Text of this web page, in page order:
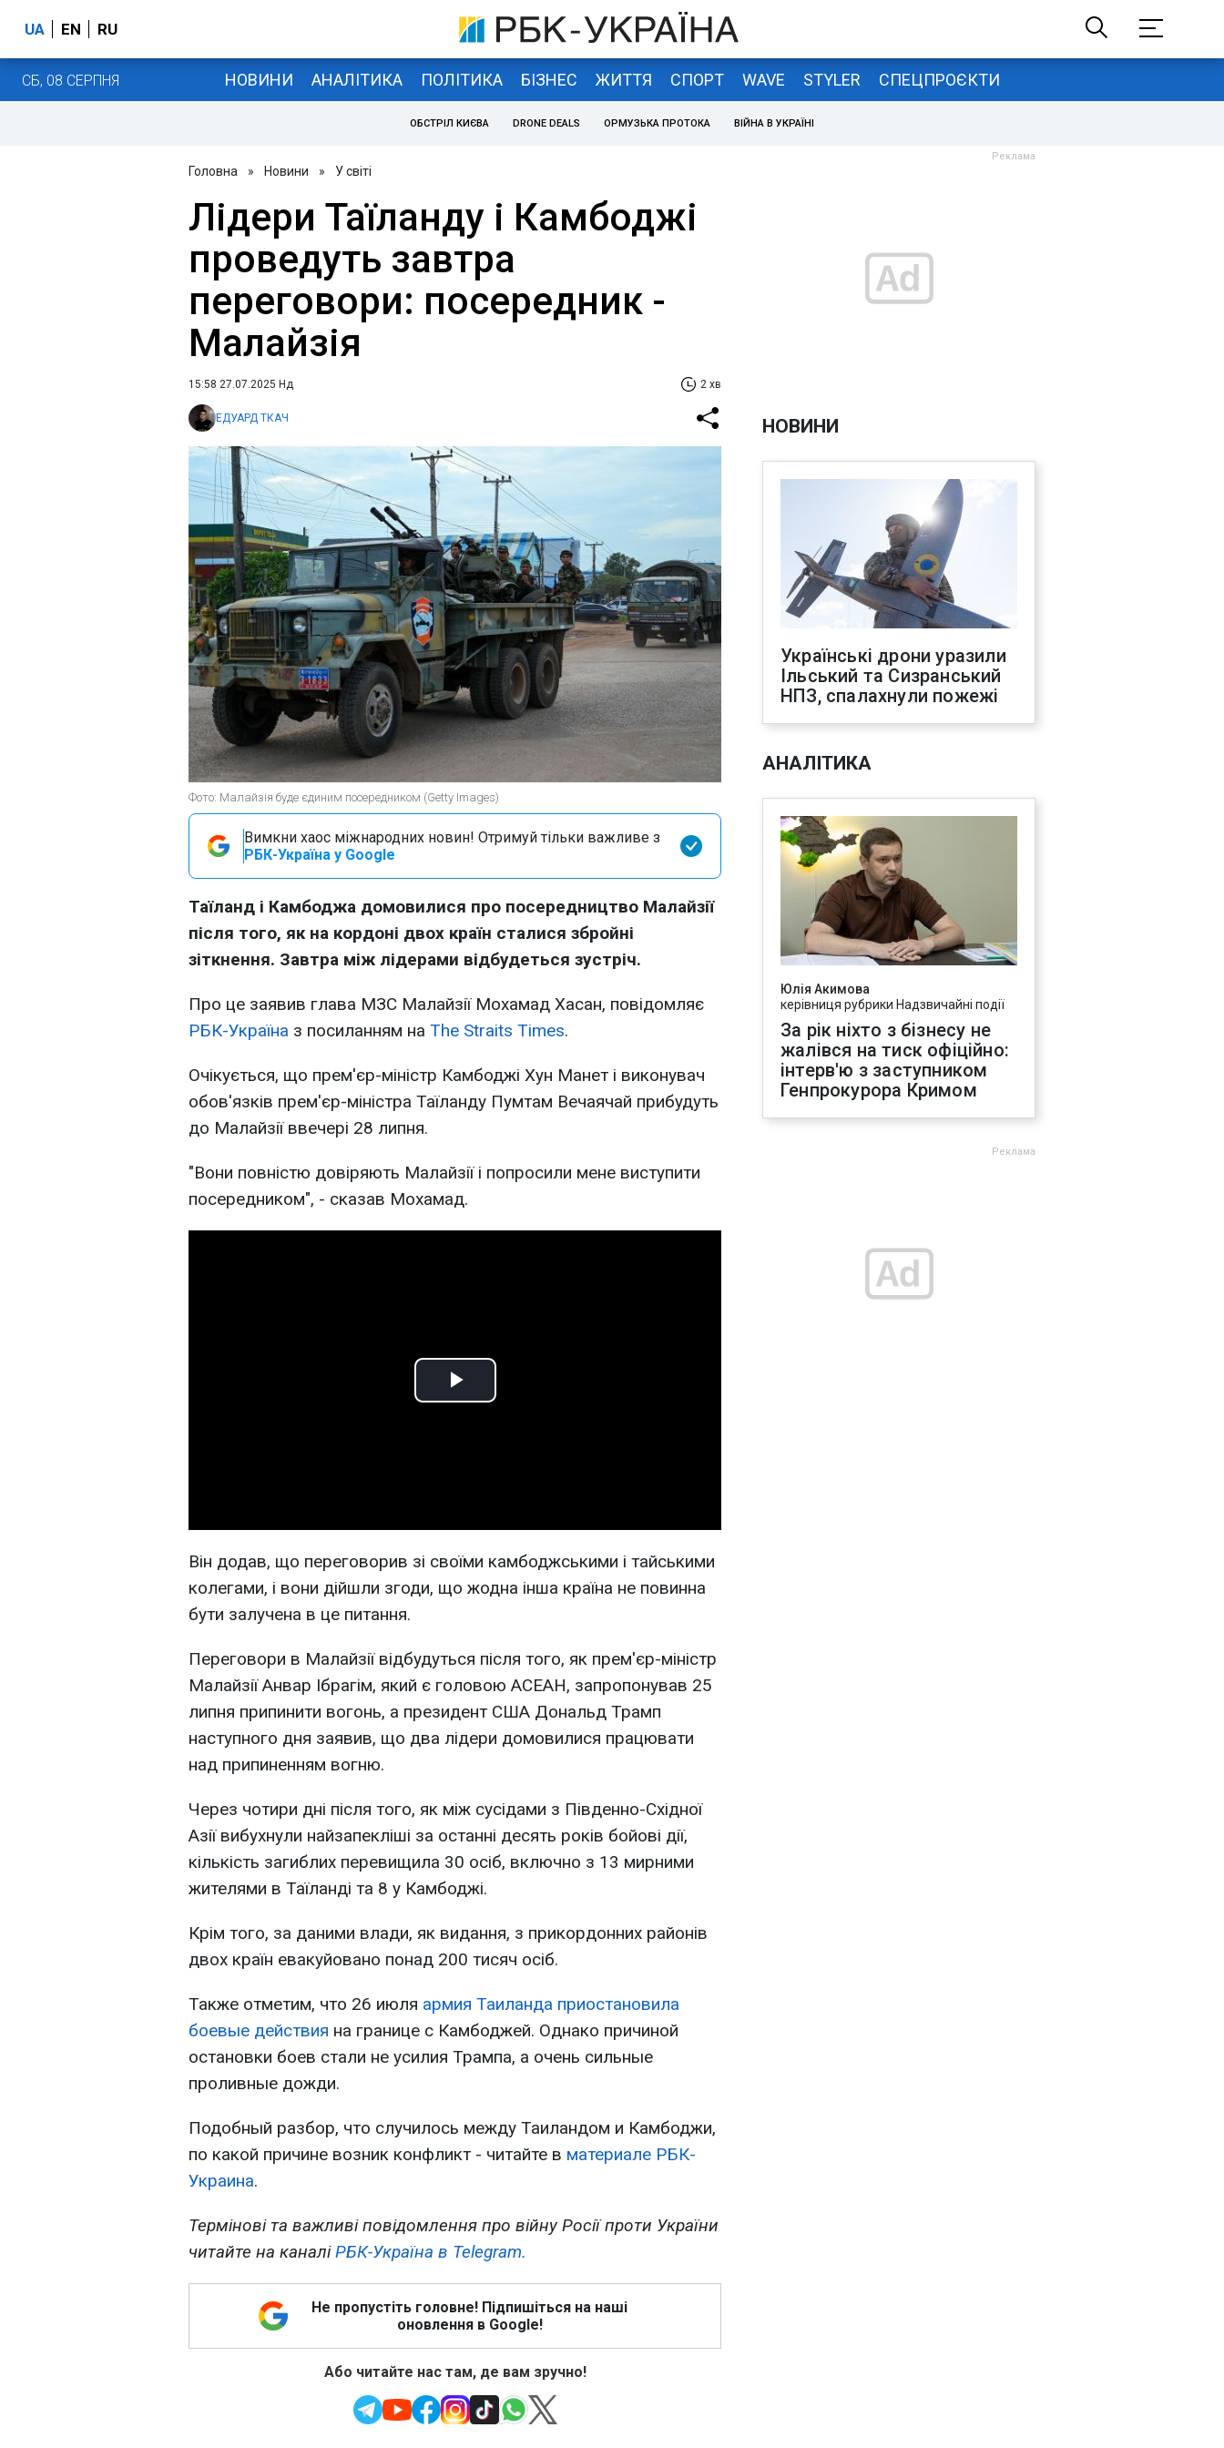
UA EN RU
СБ, 08 СЕРПНЯ НОВИНИ АНАЛІТИКА ПОЛІТИКА БІЗНЕС ЖИТТЯ СПОРТ WAVE STYLER СПЕЦПРОЄКТИ
ОБСТРІЛ КИЄВА DRONE DEALS ОРМУЗЬКА ПРОТОКА ВІЙНА В УКРАЇНІ
Головна » Новини » У світі
Лідери Таїланду і Камбоджі
проведуть завтра
переговори: посередник -
Малайзія
15:58 27.07.2025 Нд 2 хв
ЕДУАРД ТКАЧ
Фото: Малайзія буде єдиним посередником (Getty Images)
Вимкни хаос міжнародних новин! Отримуй тільки важливе з
РБК-Україна у Google
Таїланд і Камбоджа домовилися про посередництво Малайзії
після того, як на кордоні двох країн сталися збройні
зіткнення. Завтра між лідерами відбудеться зустріч.
Про це заявив глава МЗС Малайзії Мохамад Хасан, повідомляє
РБК-Україна з посиланням на The Straits Times.
Очікується, що прем'єр-міністр Камбоджі Хун Манет і виконувач
обов'язків прем'єр-міністра Таїланду Пумтам Вечаячай прибудуть
до Малайзії ввечері 28 липня.
"Вони повністю довіряють Малайзії і попросили мене виступити
посередником", - сказав Мохамад.
Play
Він додав, що переговорив зі своїми камбоджськими і тайськими
колегами, і вони дійшли згоди, що жодна інша країна не повинна
бути залучена в це питання.
Переговори в Малайзії відбудуться після того, як прем'єр-міністр
Малайзії Анвар Ібрагім, який є головою ACEAH, запропонував 25
липня припинити вогонь, а президент США Дональд Трамп
наступного дня заявив, що два лідери домовилися працювати
над припиненням вогню.
Через чотири дні після того, як між сусідами з Південно-Східної
Азії вибухнули найзапекліші за останні десять років бойові дії,
кількість загиблих перевищила 30 осіб, включно з 13 мирними
жителями в Таїланді та 8 у Камбоджі.
Крім того, за даними влади, як видання, з прикордонних районів
двох країн евакуйовано понад 200 тисяч осіб.
Также отметим, что 26 июля армия Таиланда приостановила
боевые действия на границе с Камбоджей. Однако причиной
остановки боев стали не усилия Трампа, а очень сильные
проливные дожди.
Подобный разбор, что случилось между Таиландом и Камбоджи,
по какой причине возник конфликт - читайте в материале РБК-
Украина.
Термінові та важливі повідомлення про війну Росії проти України
читайте на каналіРБК-Україна в Telegram.
Не пропустіть головне! Підпишіться на наші
оновлення в Google!
Або читайте нас там, де вам зручно!
НОВИНИ
Українські дрони уразили
Ільський та Сизранський
НПЗ, спалахнули пожежі
АНАЛІТИКА
Юлія Акимова
керівниця рубрики Надзвичайні події
За рік ніхто з бізнесу не
жалівся на тиск офіційно:
інтерв'ю з заступником
Генпрокурора Кримом